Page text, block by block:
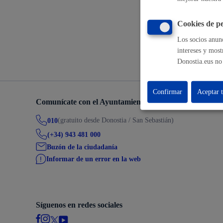
Participación ciudadana y asociacionismo
La ciudad ahora
Comunícate con el Ayuntamiento de Donostia / San
010(gratuito desde Donostia / San Sebastián)
(+34) 943 481 000
Buzón de la ciudadanía
Informar de un error en la web
Síguenos en redes sociales
Cookies de
Los socios
intereses y
Donostia.eus
Confirmar Aceptar